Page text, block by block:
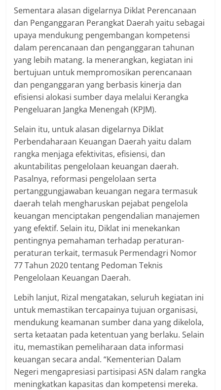
Sementara alasan digelarnya Diklat Perencanaan
dan Penganggaran Perangkat Daerah yaitu sebagai
upaya mendukung pengembangan kompetensi
dalam perencanaan dan penganggaran tahunan
yang lebih matang. Ia menerangkan, kegiatan ini
bertujuan untuk mempromosikan perencanaan
dan penganggaran yang berbasis kinerja dan
efisiensi alokasi sumber daya melalui Kerangka
Pengeluaran Jangka Menengah (KPJM).
Selain itu, untuk alasan digelarnya Diklat
Perbendaharaan Keuangan Daerah yaitu dalam
rangka menjaga efektivitas, efisiensi, dan
akuntabilitas pengelolaan keuangan daerah.
Pasalnya, reformasi pengelolaan serta
pertanggungjawaban keuangan negara termasuk
daerah telah mengharuskan pejabat pengelola
keuangan menciptakan pengendalian manajemen
yang efektif. Selain itu, Diklat ini menekankan
pentingnya pemahaman terhadap peraturan-
peraturan terkait, termasuk Permendagri Nomor
77 Tahun 2020 tentang Pedoman Teknis
Pengelolaan Keuangan Daerah.
Lebih lanjut, Rizal mengatakan, seluruh kegiatan ini
untuk memastikan tercapainya tujuan organisasi,
mendukung keamanan sumber dana yang dikelola,
serta ketaatan pada ketentuan yang berlaku. Selain
itu, memastikan pemeliharaan data informasi
keuangan secara andal. “Kementerian Dalam
Negeri mengapresiasi partisipasi ASN dalam rangka
meningkatkan kapasitas dan kompetensi mereka.